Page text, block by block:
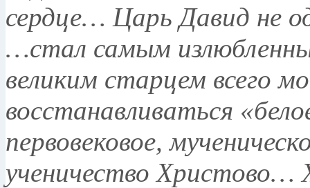
сердце… Царь Давид не
…стал самым
великим старцем всего
восстанавливаться
первовековое,
ученичество Христово…